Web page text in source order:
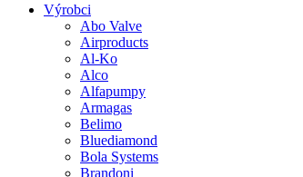
Výrobci
Abo Valve
Airproducts
Al-Ko
Alco
Alfapumpy
Armagas
Belimo
Bluediamond
Bola Systems
Brandoni